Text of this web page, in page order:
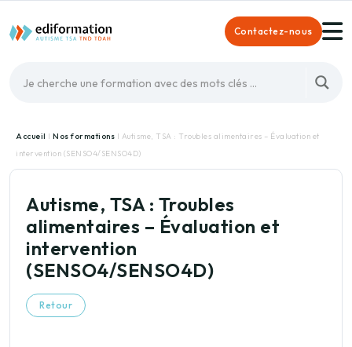
Contactez-nous
Accueil I Nos formations I Autisme, TSA : Troubles alimentaires – Évaluation et
intervention (SENSO4/SENSO4D)
Retour
Autisme, TSA : Troubles
alimentaires – Évaluation et
intervention
(SENSO4/SENSO4D)